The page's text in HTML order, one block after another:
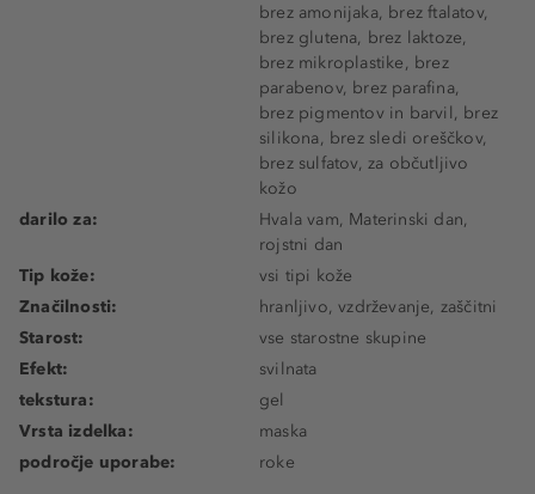
brez amonijaka, brez ftalatov,
brez glutena, brez laktoze,
brez mikroplastike, brez
parabenov, brez parafina,
brez pigmentov in barvil, brez
silikona, brez sledi oreščkov,
brez sulfatov, za občutljivo
kožo
darilo za:
Hvala vam, Materinski dan,
rojstni dan
Tip kože:
vsi tipi kože
Značilnosti:
hranljivo, vzdrževanje, zaščitni
Starost:
vse starostne skupine
Efekt:
svilnata
tekstura:
gel
Vrsta izdelka:
maska
področje uporabe:
roke